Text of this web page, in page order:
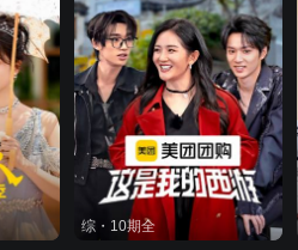
综・10期全